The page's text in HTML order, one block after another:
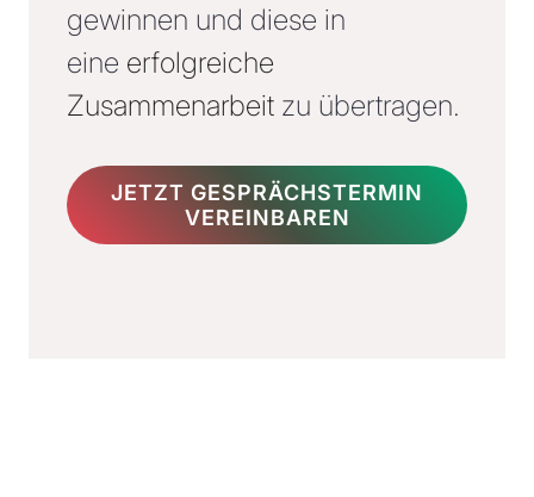
gewinnen und diese in
eine erfolgreiche
Zusammenarbeit zu übertragen.
JETZT GESPRÄCHSTERMIN
VEREINBAREN